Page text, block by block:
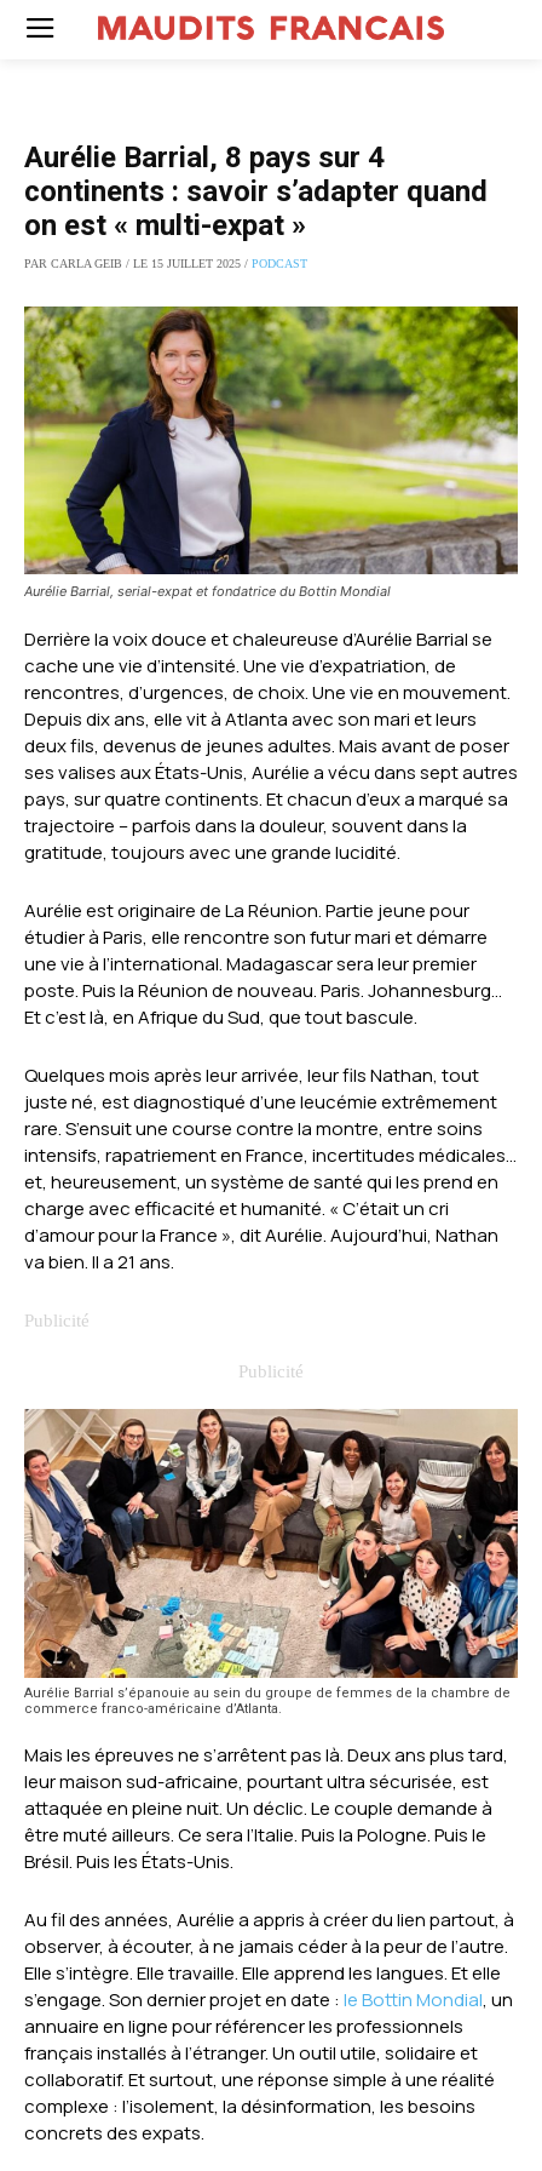
Aurélie Barrial, 8 pays sur 4
continents : savoir s’adapter quand
on est « multi-expat »
PAR CARLA GEIB / LE 15 JUILLET 2025 / PODCAST
Aurélie Barrial, serial-expat et fondatrice du Bottin Mondial
Derrière la voix douce et chaleureuse d’Aurélie Barrial se
cache une vie d’intensité. Une vie d’expatriation, de
rencontres, d’urgences, de choix. Une vie en mouvement.
Depuis dix ans, elle vit à Atlanta avec son mari et leurs
deux fils, devenus de jeunes adultes. Mais avant de poser
ses valises aux États-Unis, Aurélie a vécu dans sept autres
pays, sur quatre continents. Et chacun d’eux a marqué sa
trajectoire – parfois dans la douleur, souvent dans la
gratitude, toujours avec une grande lucidité.
Aurélie est originaire de La Réunion. Partie jeune pour
étudier à Paris, elle rencontre son futur mari et démarre
une vie à l’international. Madagascar sera leur premier
poste. Puis la Réunion de nouveau. Paris. Johannesburg…
Et c’est là, en Afrique du Sud, que tout bascule.
Quelques mois après leur arrivée, leur fils Nathan, tout
juste né, est diagnostiqué d’une leucémie extrêmement
rare. S’ensuit une course contre la montre, entre soins
intensifs, rapatriement en France, incertitudes médicales…
et, heureusement, un système de santé qui les prend en
charge avec efficacité et humanité. « C’était un cri
d’amour pour la France », dit Aurélie. Aujourd’hui, Nathan
va bien. Il a 21 ans.
Aurélie Barrial s’épanouie au sein du groupe de femmes de la chambre de
commerce franco-américaine d’Atlanta.
Mais les épreuves ne s’arrêtent pas là. Deux ans plus tard,
leur maison sud-africaine, pourtant ultra sécurisée, est
attaquée en pleine nuit. Un déclic. Le couple demande à
être muté ailleurs. Ce sera l’Italie. Puis la Pologne. Puis le
Brésil. Puis les États-Unis.
Au fil des années, Aurélie a appris à créer du lien partout, à
observer, à écouter, à ne jamais céder à la peur de l’autre.
Elle s’intègre. Elle travaille. Elle apprend les langues. Et elle
s’engage. Son dernier projet en date : le Bottin Mondial, un
annuaire en ligne pour référencer les professionnels
français installés à l’étranger. Un outil utile, solidaire et
collaboratif. Et surtout, une réponse simple à une réalité
complexe : l’isolement, la désinformation, les besoins
concrets des expats.